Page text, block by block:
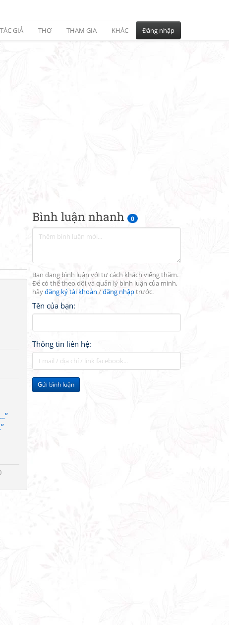
TÁC GIẢ THƠ THAM GIA KHÁC Đăng nhập
Bình luận nhanh 0
Bạn đang bình luận với tư cách khách viếng thăm.
Để có thể theo dõi và quản lý bình luận của mình,
hãyđăng ký tài khoản /đăng nhậptrước.
Tên của bạn:
Thông tin liên hệ:
Gửi bình luận